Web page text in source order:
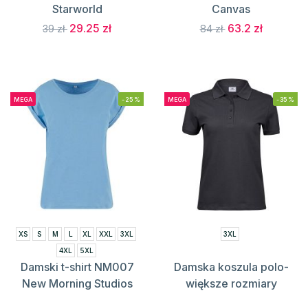
Starworld
39 zł 29.25 zł
Canvas
84 zł 63.2 zł
MEGA -25%
XS S M L XL XXL
3XL
4XL
5XL
Damski t-shirt NM007
New Morning Studios
MEGA -35%
3XL
Damska koszula polo-
większe rozmiary